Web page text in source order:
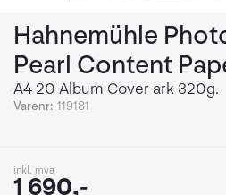
Hahnemühle
Pearl Content
A4 20 Album Cover ark 320g.
Varenr: 119181
inkl. mva
1 690,-